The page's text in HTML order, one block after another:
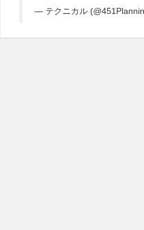
— テクニカル